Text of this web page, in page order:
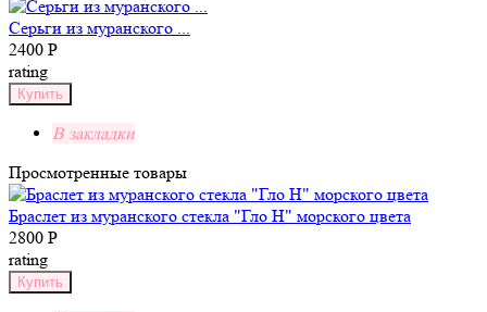
Серьги из муранского ...
2400 Р
rating
Купить
В закладки
Просмотренные товары
Браслет из муранского стекла "Гло Н" морского цвета
2800 Р
rating
Купить